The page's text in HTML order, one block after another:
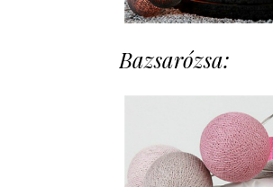
Bazsarózsa: